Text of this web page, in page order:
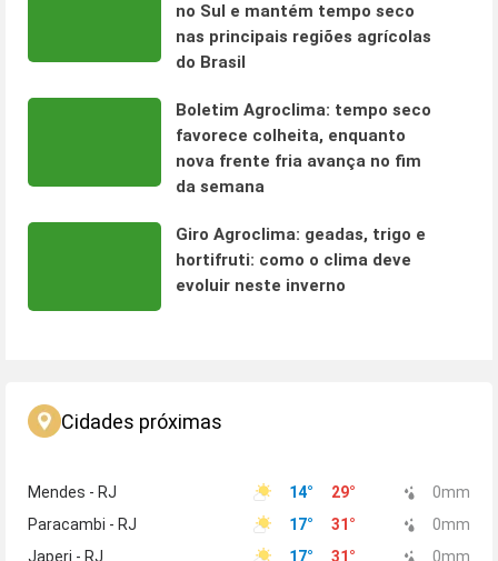
no Sul e mantém tempo seco
nas principais regiões agrícolas
do Brasil
Boletim Agroclima: tempo seco
favorece colheita, enquanto
nova frente fria avança no fim
da semana
Giro Agroclima: geadas, trigo e
hortifruti: como o clima deve
evoluir neste inverno
Cidades próximas
Mendes - RJ 14° 29° 0mm
Paracambi - RJ
17° 31 ° 0mm
Japeri - RJ
17° 31 ° 0mm